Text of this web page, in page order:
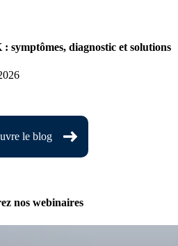
symptômes, diagnostic et solutions
le blog
nos webinaires